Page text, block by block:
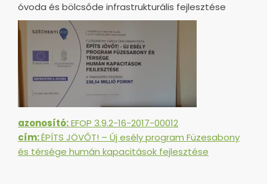
óvoda és bölcsőde infrastrukturális fejlesztése
azonosító:EFOP 3.9.2-16-2017-00012
cím:ÉPÍTS JÖVŐT! – Új esély program Füzesabony
és térsége humán kapacitások fejlesztése